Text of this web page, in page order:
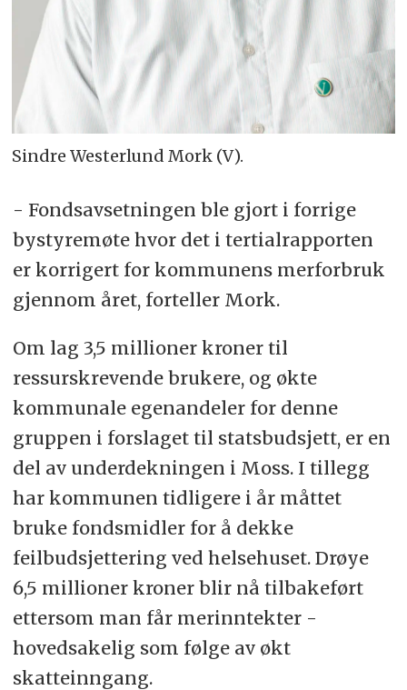
Sindre Westerlund Mork (V).
- Fondsavsetningen ble gjort i forrige
bystyremøte hvor det i tertialrapporten
er korrigert for kommunens merforbruk
gjennom året, forteller Mork.
Om lag 3,5 millioner kroner til
ressurskrevende brukere, og økte
kommunale egenandeler for denne
gruppen i forslaget til statsbudsjett, er en
del av underdekningen i Moss. I tillegg
har kommunen tidligere i år måttet
bruke fondsmidler for å dekke
feilbudsjettering ved helsehuset. Drøye
6,5 millioner kroner blir nå tilbakeført
ettersom man får merinntekter -
hovedsakelig som følge av økt
skatteinngang.